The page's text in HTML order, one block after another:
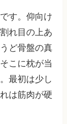
す。仰向け
れ目の上あ
ど骨盤の真
こに枕が当
最初は少し
は筋肉が硬